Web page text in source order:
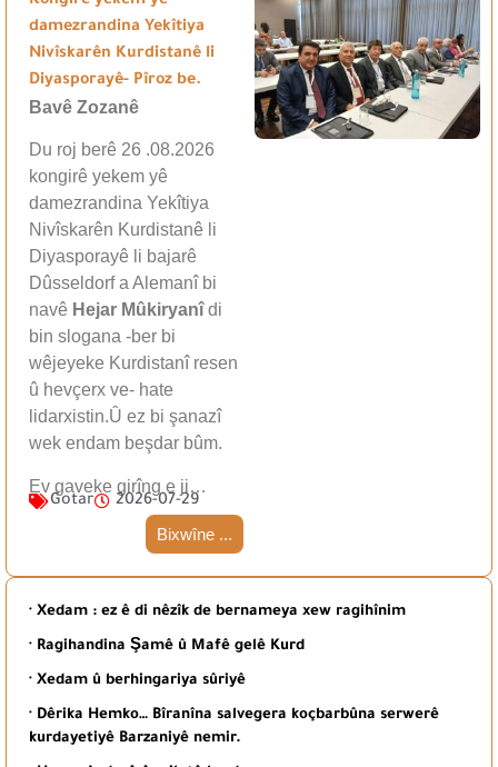
damezrandina Yekîtiya
Nivîskarên Kurdistanê li
Diyasporayê- Pîroz be.
Bavê Zozanê
Du roj berê 26 .08.2026
kongirê yekem yê
damezrandina Yekîtiya
Nivîskarên Kurdistanê li
Diyasporayê li bajarê
Dûsseldorf a Alemanî bi
navê Hejar Mûkiryanîdi
bin slogana -ber bi
wêjeyeke Kurdistanî resen
û hevçerx ve- hate
lidarxistin.Û ez bi şanazî
wek endam beşdar bûm.
Ev gaveke girîng e ji…
Gotar 2026-07-29
Bixwîne ...
· Xedam : ez ê di nêzîk de bernameya xew ragihînim
· Ragihandina Şamê û Mafê gelê Kurd
· Xedam û berhingariya sûriyê
· Dêrika Hemko… Bîranîna salvegera koçbarbûna serwerê
kurdayetiyê Barzaniyê nemir.